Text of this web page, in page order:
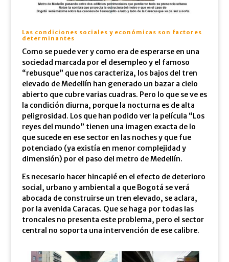
Las condiciones sociales y económicas son factores
determinantes
Como se puede ver y como era de esperarse en una
sociedad marcada por el desempleo y el famoso
“rebusque” que nos caracteriza, los bajos del tren
elevado de Medellín han generado un bazar a cielo
abierto que cubre varias cuadras. Pero lo que se ve es
la condición diurna, porque la nocturna es de alta
peligrosidad. Los que han podido ver la película “Los
reyes del mundo” tienen una imagen exacta de lo
que sucede en ese sector en las noches y que fue
potenciado (ya existía en menor complejidad y
dimensión) por el paso del metro de Medellín.
Es necesario hacer hincapié en el efecto de deterioro
social, urbano y ambiental a que Bogotá se verá
abocada de construirse un tren elevado, se aclara,
por la avenida Caracas. Que se haga por todas las
troncales no presenta este problema, pero el sector
central no soporta una intervención de ese calibre.